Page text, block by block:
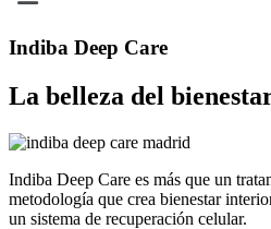
Indiba Deep Care
La belleza del
Indiba Deep Care es más que un
metodología que crea bienestar
un sistema de recuperación celular.